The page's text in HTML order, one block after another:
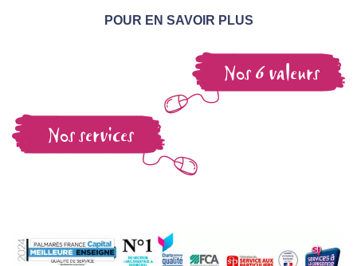
POUR EN SAVOIR PLUS
Nos 6 valeurs
Nos services